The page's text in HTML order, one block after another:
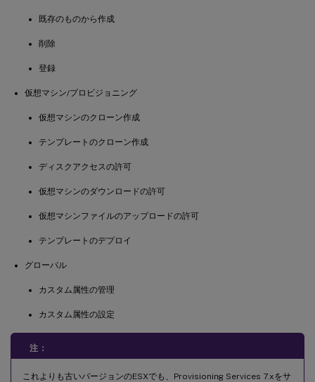
既存のものから作成
削除
登録
仮想マシン/プロビジョニング
仮想マシンのクローン作成
テンプレートのクローン作成
ディスクアクセスの許可
仮想マシンのダウンロードの許可
仮想マシンファイルのアップロードの許可
テンプレートのデプロイ
グローバル
カスタム属性の管理
カスタム属性の設定
注：
これよりも古いバージョンのESXでも、Provisioning Services 7.xをサ